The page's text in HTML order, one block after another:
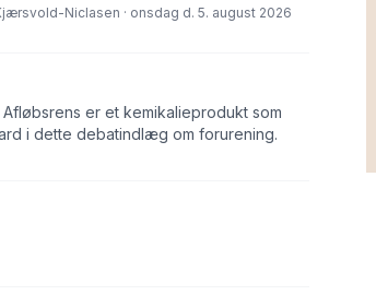
Niclasen · onsdag d. 5. august 2026
er et kemikalieprodukt som
i dette debatindlæg om forurening.